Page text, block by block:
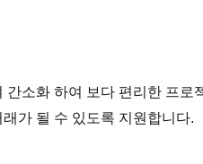
소화 하여 보다 편리한 프로
가 될 수 있도록 지원합니다.